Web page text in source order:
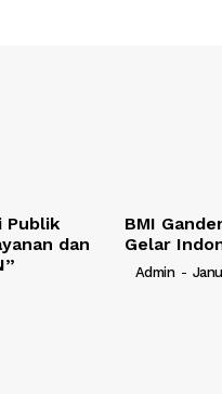
Publik
dan
BMI
Gelar
Admin -